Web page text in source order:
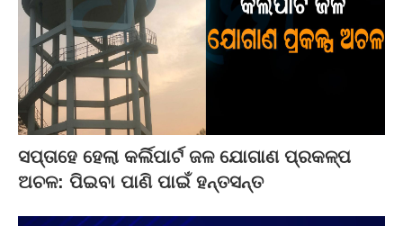
ସପ୍ତାହେ ହେଲା କର୍ଲିପାର୍ଟ ଜଳ ଯୋଗାଣ ପ୍ରକଳ୍ପ
ଅଚଳ: ପିଇବା ପାଣି ପାଇଁ ହନ୍ତସନ୍ତ